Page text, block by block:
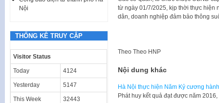
từ ngày 01/7/2025, kịp thời thực hiện
dân, doanh nghiệp đảm bảo thông
Theo Theo HNP
Nội dung khác
Hà Nội thực hiện Năm Kỷ cương
Phát huy kết quả đạt được năm
Nội
THỐNG KÊ TRUY CẬP
Visitor Status
Today 4124
Yesterday 5147
This Week 32443